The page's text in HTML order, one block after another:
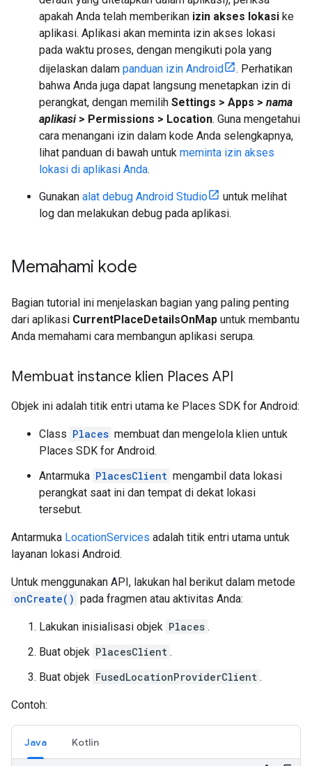
apakah Anda telah memberikan izin akses lokasi ke
aplikasi. Aplikasi akan meminta izin akses lokasi
pada waktu proses, dengan mengikuti pola yang
dijelaskan dalam panduan izin Android
. Perhatikan
bahwa Anda juga dapat langsung menetapkan izin di
perangkat, dengan memilih Settings > Apps > nama
aplikasi> Permissions > Location. Guna mengetahui
cara menangani izin dalam kode Anda selengkapnya,
lihat panduan di bawah untuk meminta izin akses
lokasi di aplikasi Anda.
Gunakan alat debug Android Studio
untuk melihat
log dan melakukan debug pada aplikasi.
Memahami kode
Bagian tutorial ini menjelaskan bagian yang paling penting
dari aplikasi CurrentPlaceDetailsOnMap untuk membantu
Anda memahami cara membangun aplikasi serupa.
Membuat instance klien Places API
Objek ini adalah titik entri utama ke Places SDK for Android:
Class Places membuat dan mengelola klien untuk
Places SDK for Android.
Antarmuka PlacesClient mengambil data lokasi
perangkat saat ini dan tempat di dekat lokasi
tersebut.
Antarmuka LocationServices adalah titik entri utama untuk
layanan lokasi Android.
Untuk menggunakan API, lakukan hal berikut dalam metode
onCreate() pada fragmen atau aktivitas Anda:
Lakukan inisialisasi objek Places .
Buat objek PlacesClient .
Buat objek FusedLocationProviderClient .
Contoh:
Java Kotlin